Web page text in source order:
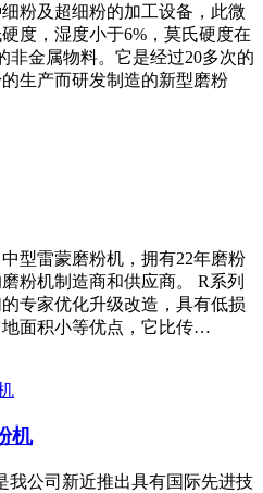
粉及超细粉的加工设备，此微
度，湿度小于6%，莫氏硬度在
非金属物料。它是经过20多次的
生产而研发制造的新型磨粉
型雷蒙磨粉机，拥有22年磨粉
粉机制造商和供应商。 R系列
专家优化升级改造，具有低损
面积小等优点，它比传…
机
我公司新近推出具有国际先进技